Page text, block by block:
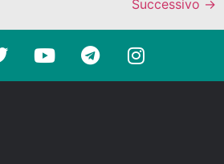
Successivo →